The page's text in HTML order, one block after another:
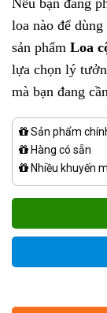
loa nào để
sản phẩm Loa
lựa chọn lý
mà bạn đang
Sản phẩm
Hàng có sẵn
Nhiều khuyến